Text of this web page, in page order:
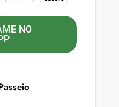
NO